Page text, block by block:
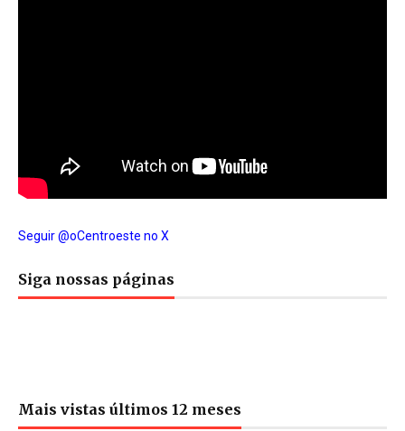
Seguir @oCentroeste no X
Siga nossas páginas
Mais vistas últimos 12 meses